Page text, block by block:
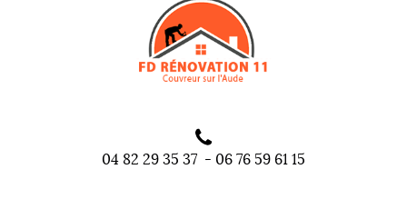
04 82 29 35 37 - 06 76 59 61 15